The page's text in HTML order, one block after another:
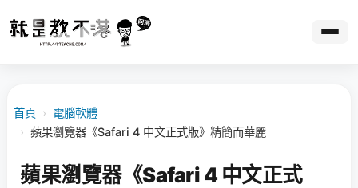
首頁 › 電腦軟體
› 蘋果瀏覽器《Safari 4 中文正式版》精簡而華麗
蘋果瀏覽器《Safari 4 中文正式